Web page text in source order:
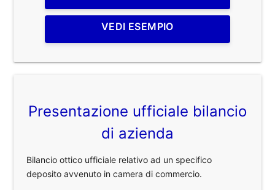
VEDI ESEMPIO
Presentazione ufficiale bilancio
di azienda
Bilancio ottico ufficiale relativo ad un specifico
deposito avvenuto in camera di commercio.